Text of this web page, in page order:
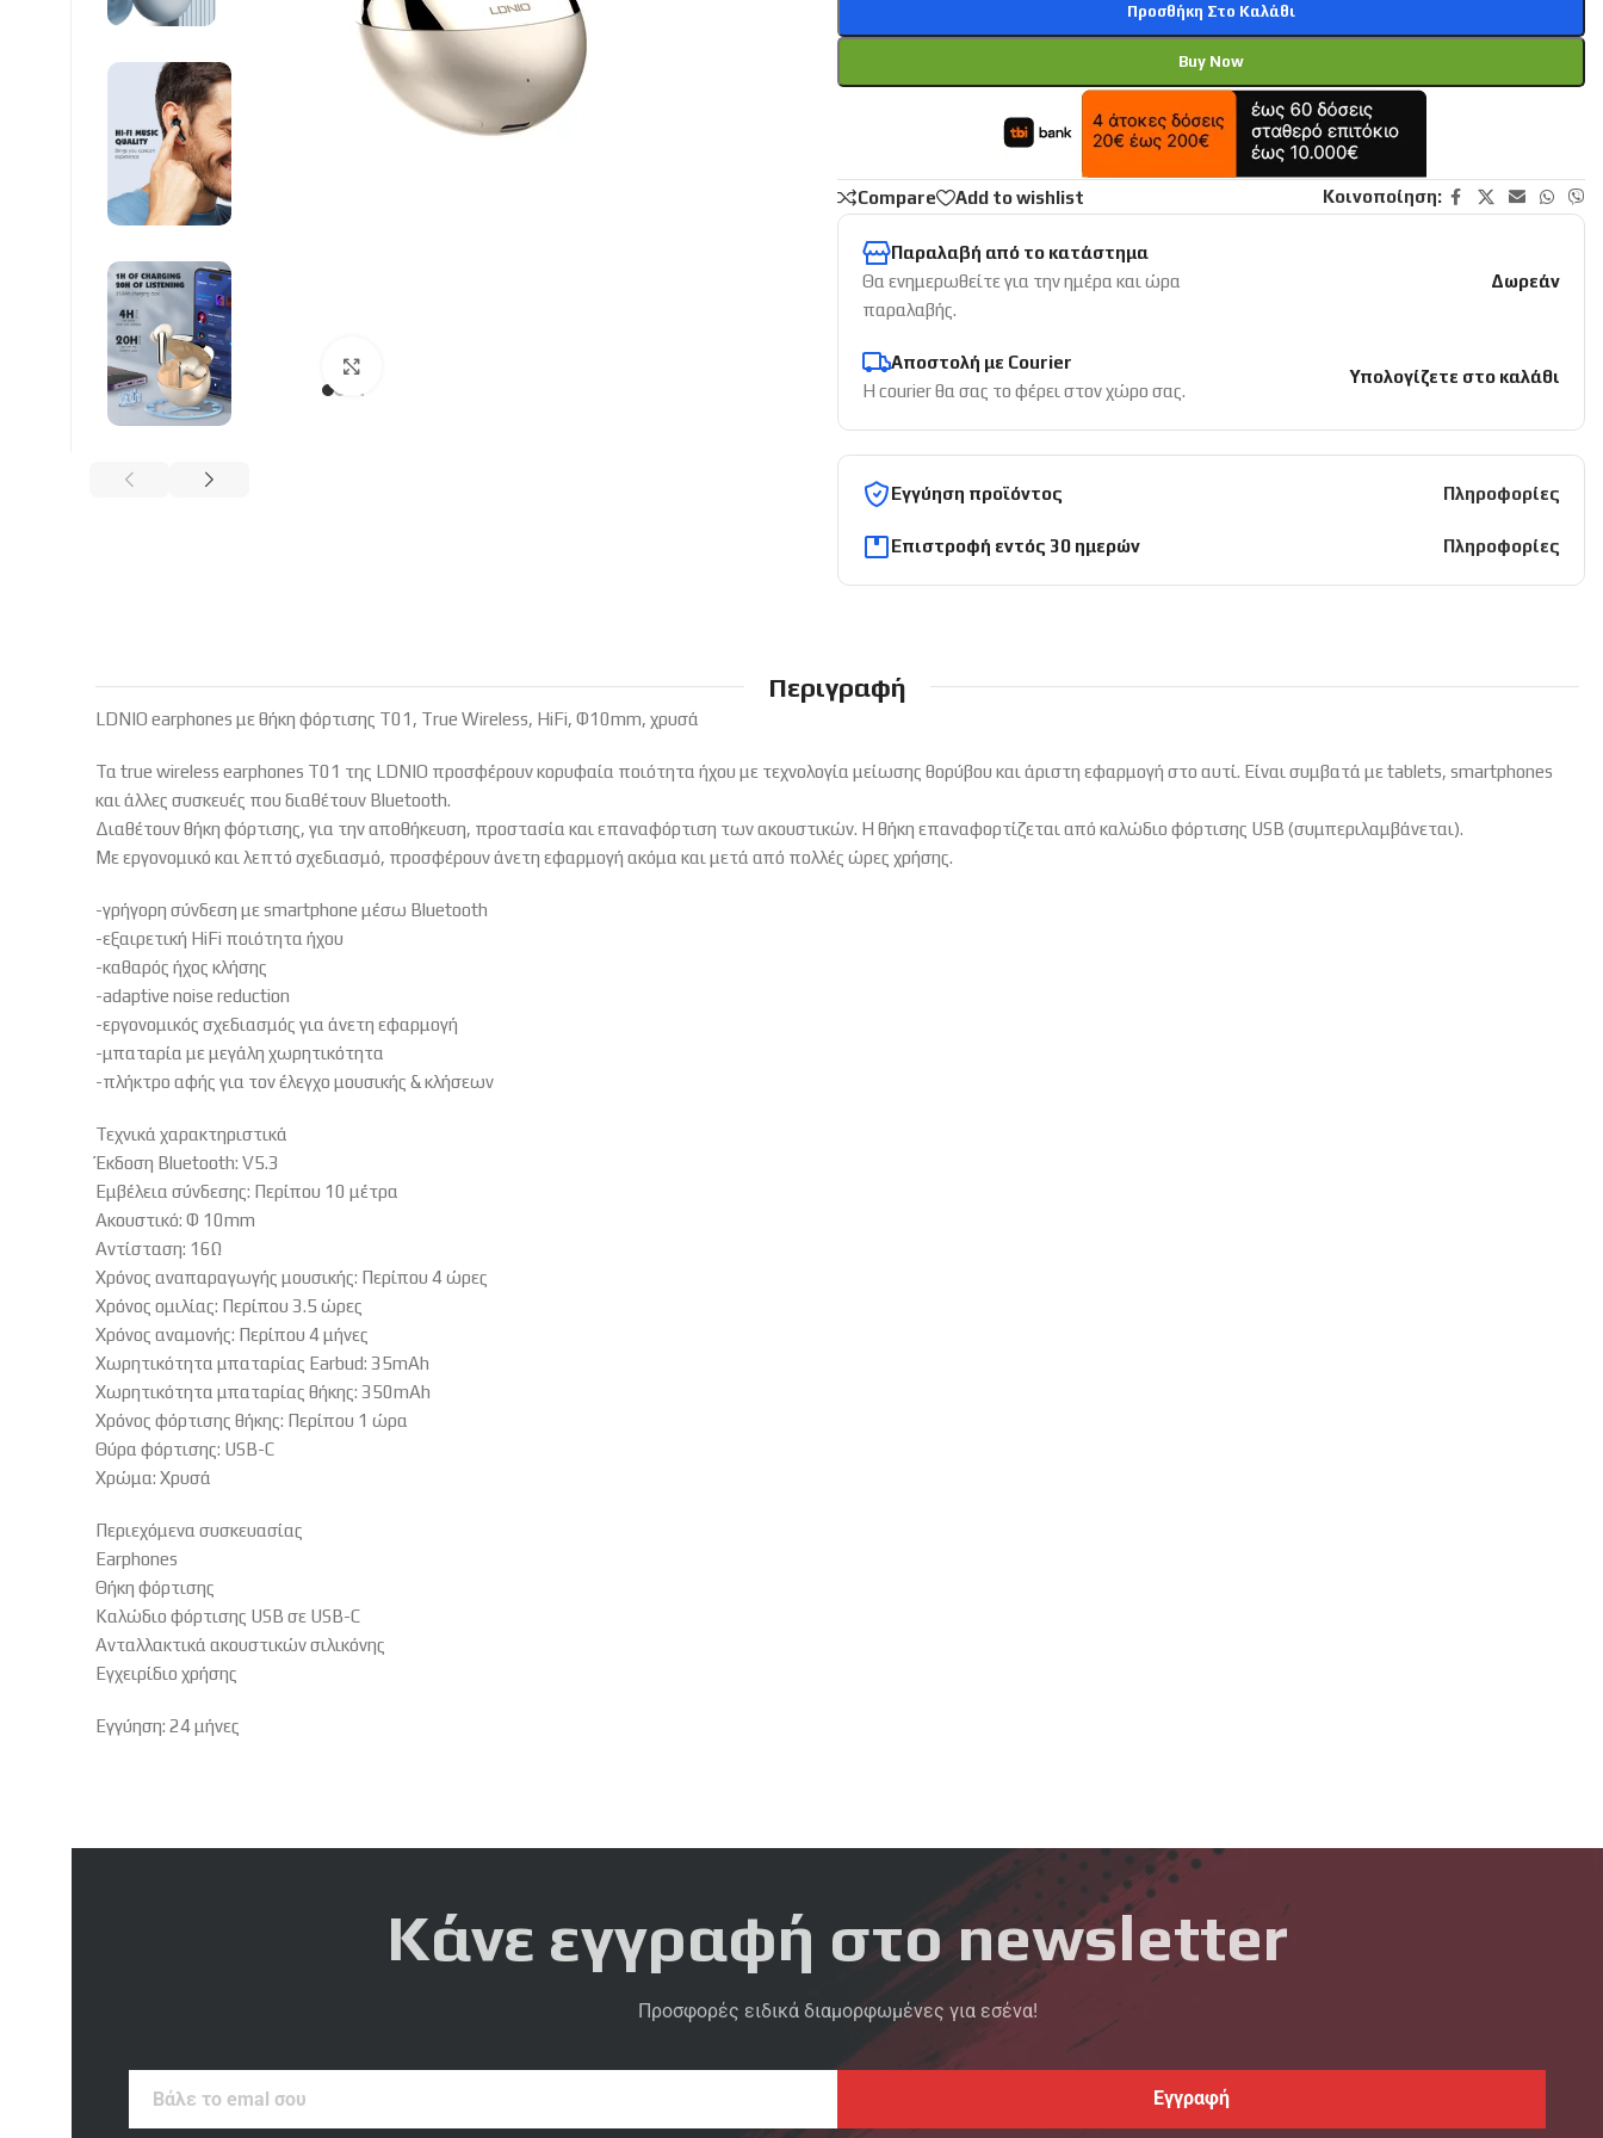
Προσθήκη Στο Καλάθι
Buy Now
Compare Add to wishlist Κοινοποίηση:
Παραλαβή από το κατάστημα
Θα ενημερωθείτε για την ημέρα και ώρα
παραλαβής.
Δωρεάν
Αποστολή με Courier
Η courier θα σας το φέρει στον χώρο σας.
Υπολογίζετε στο καλάθι
Εγγύηση προϊόντος Πληροφορίες
Επιστροφή εντός 30 ημερών Πληροφορίες
Περιγραφή
LDNIO earphones με θήκη φόρτισης T01, True Wireless, HiFi, Φ10mm, χρυσά
Τα true wireless earphones T01 της LDNIO προσφέρουν κορυφαία ποιότητα ήχου με τεχνολογία μείωσης θορύβου και άριστη εφαρμογή στο αυτί. Είναι συμβατά με tablets, smartphones
και άλλες συσκευές που διαθέτουν Bluetooth.
Διαθέτουν θήκη φόρτισης, για την αποθήκευση, προστασία και επαναφόρτιση των ακουστικών. Η θήκη επαναφορτίζεται από καλώδιο φόρτισης USB (συμπεριλαμβάνεται).
Με εργονομικό και λεπτό σχεδιασμό, προσφέρουν άνετη εφαρμογή ακόμα και μετά από πολλές ώρες χρήσης.
-γρήγορη σύνδεση με smartphone μέσω Bluetooth
-εξαιρετική HiFi ποιότητα ήχου
-καθαρός ήχος κλήσης
-adaptive noise reduction
-εργονομικός σχεδιασμός για άνετη εφαρμογή
-μπαταρία με μεγάλη χωρητικότητα
-πλήκτρο αφής για τον έλεγχο μουσικής & κλήσεων
Τεχνικά χαρακτηριστικά
Έκδοση Bluetooth: V5.3
Εμβέλεια σύνδεσης: Περίπου 10 μέτρα
Ακουστικό: Φ 10mm
Αντίσταση: 16Ω
Χρόνος αναπαραγωγής μουσικής: Περίπου 4 ώρες
Χρόνος ομιλίας: Περίπου 3.5 ώρες
Χρόνος αναμονής: Περίπου 4 μήνες
Χωρητικότητα μπαταρίας Earbud: 35mAh
Χωρητικότητα μπαταρίας θήκης: 350mAh
Χρόνος φόρτισης θήκης: Περίπου 1 ώρα
Θύρα φόρτισης: USB-C
Χρώμα: Χρυσά
Περιεχόμενα συσκευασίας
Earphones
Θήκη φόρτισης
Καλώδιο φόρτισης USB σε USB-C
Ανταλλακτικά ακουστικών σιλικόνης
Εγχειρίδιο χρήσης
Εγγύηση: 24 μήνες
Κάνε εγγραφή στο newsletter
Προσφορές ειδικά διαμορφωμένες για εσένα!